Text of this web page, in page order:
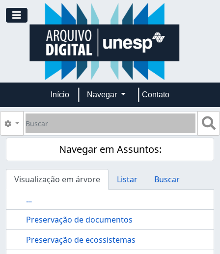
Skip to main content
Toggle navigation
Início Navegar Contato
Buscar
Opções de busca
Navegar em Assuntos:
Visualização em árvore Listar
Buscar
...
Preservação de documentos
Preservação de ecossistemas